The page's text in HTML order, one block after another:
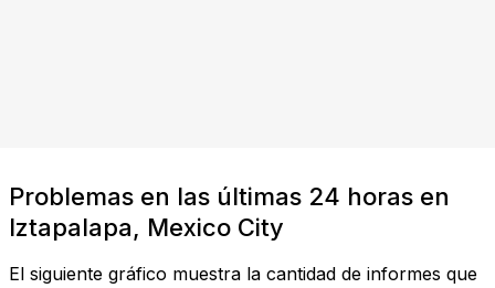
Problemas en las últimas 24 horas en
Iztapalapa, Mexico City
El siguiente gráfico muestra la cantidad de informes que